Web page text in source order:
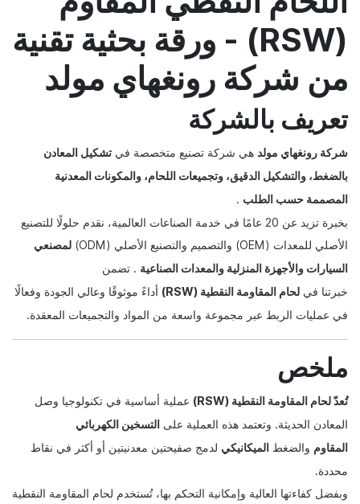
(RSW) - ورقة بحثية تقنية
من شركة رونغهاي مولد
تعريف بالشركة
شركة رونغهاي مولد هي شركة تصنيع متخصصة في تشكيل المعادن
بالضغط، والتشكيل الدقيق، وتجميعات اللحام، والمكونات المعدنية
المصممة حسب الطلب .
بخبرة تزيد عن 20 عامًا في خدمة الصناعات العالمية، نقدم حلولًا للتصنيع
الأصلي للمعدات (OEM) والتصميم والتصنيع الأصلي (ODM)
لمصنعي
السيارات والأجهزة المنزلية والمعدات الصناعية . تضمن
خبرتنا في لحام المقاومة النقطية (RSW)
أداءً موثوقًا وعالي الجودة وفعالًا
في عمليات الربط عبر مجموعة واسعة من المواد والتجميعات المعقدة.
ملخص
تُعدّ لحام المقاومة النقطية (RSW)
عملية أساسية في تكنولوجيا وصل
المعادن الحديثة. وتعتمد هذه العملية على التسخين الكهربائي
المقاوم والضغط الميكانيكي لدمج صفيحتين معدنيتين أو أكثر في نقاط
محددة.
وبفضل كفاءتها العالية وإمكانية التحكم بها، تُستخدم لحام المقاومة النقطية